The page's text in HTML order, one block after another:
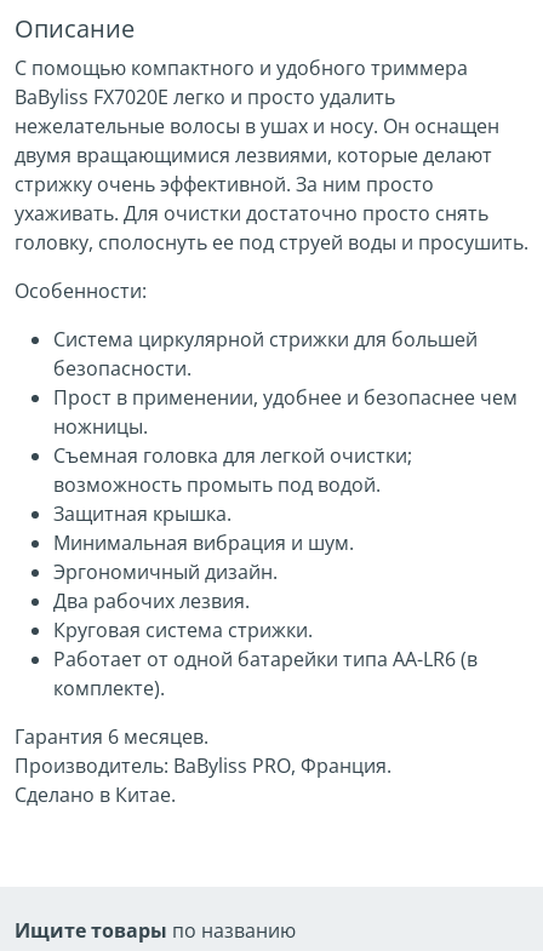
Описание
С помощью компактного и удобного триммера
BaByliss FX7020E легко и просто удалить
нежелательные волосы в ушах и носу. Он оснащен
двумя вращающимися лезвиями, которые делают
стрижку очень эффективной. За ним просто
ухаживать. Для очистки достаточно просто снять
головку, сполоснуть ее под струей воды и просушить.
Особенности:
Система циркулярной стрижки для большей
безопасности.
Прост в применении, удобнее и безопаснее чем
ножницы.
Съемная головка для легкой очистки;
возможность промыть под водой.
Защитная крышка.
Минимальная вибрация и шум.
Эргономичный дизайн.
Два рабочих лезвия.
Круговая система стрижки.
Работает от одной батарейки типа AA-LR6 (в
комплекте).
Гарантия 6 месяцев.
Производитель: BaByliss PRO, Франция.
Сделано в Китае.
Ищите товары по названию